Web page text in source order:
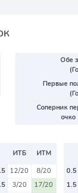
Обе
Первые
Соперник
очко
ИТБ
ИТМ
12/20
8/20
3/20
17/20
0.5
1.5